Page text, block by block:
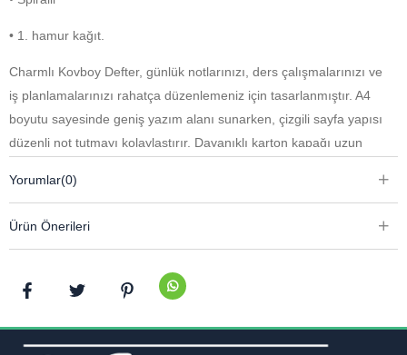
• 1. hamur kağıt.
Charmlı Kovboy Defter, günlük notlarınızı, ders çalışmalarınızı ve
iş planlamalarınızı rahatça düzenlemeniz için tasarlanmıştır. A4
boyutu sayesinde geniş yazım alanı sunarken, çizgili sayfa yapısı
düzenli not tutmayı kolaylaştırır. Dayanıklı karton kapağı uzun
çevirmenize yardımcı olur. Yuvarlak köşe detayı modern ve şık bir
Yorumlar(0)
Ürün Önerileri